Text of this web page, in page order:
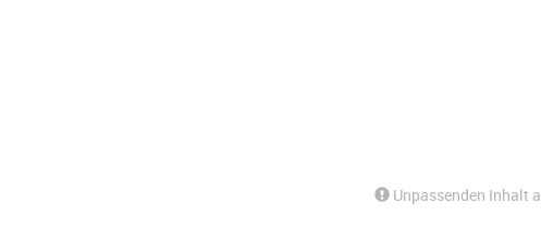
Unpassenden Inhalt